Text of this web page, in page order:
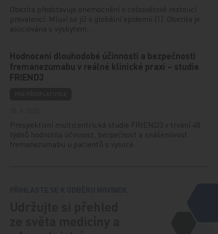
Obezita představuje onemocnění s celosvětově rostoucí
prevalencí. Mluví se již o globální epidemii [1]. Obezita je
asociována s výskytem…
Hodnocení dlouhodobé účinnosti a bezpečnosti
fremanezumabu v reálné klinické praxi – studie
FRIEND3
Prospektivní multicentrická studie FRIEND3 v trvání 48
týdnů hodnotila účinnost, bezpečnost a snášenlivost
fremanezumabu u pacientů s vysoce…